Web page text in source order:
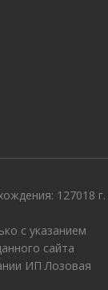
127018 г.
с указанием
сайта
ИП Лозовая